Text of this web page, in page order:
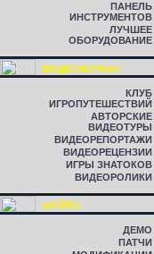
ПАНЕЛЬ
ИНСТРУМЕНТОВ
ЛУЧШЕЕ
ОБОРУДОВАНИЕ
ВИДЕОЖУРНАЛ
КЛУБ
ИГРОПУТЕШЕСТВИЙ
АВТОРСКИЕ
ВИДЕОТУРЫ
ВИДЕОРЕПОРТАЖИ
ВИДЕОРЕЦЕНЗИИ
ИГРЫ ЗНАТОКОВ
ВИДЕОРОЛИКИ
ФАЙЛЫ
ДЕМО
ПАТЧИ